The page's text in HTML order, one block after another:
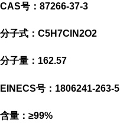
CAS号：87266-37-3
分子式：C5H7ClN2O2
分子量：162.57
EINECS号：1806241-263-5
含量：≥99%